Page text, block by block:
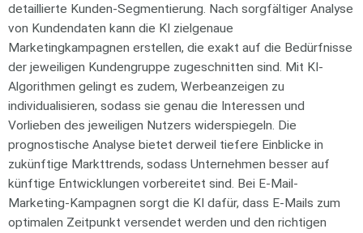
detaillierte Kunden-Segmentierung. Nach sorgfältiger Analyse
von Kundendaten kann die KI zielgenaue
Marketingkampagnen erstellen, die exakt auf die Bedürfnisse
der jeweiligen Kundengruppe zugeschnitten sind. Mit KI-
Algorithmen gelingt es zudem, Werbeanzeigen zu
individualisieren, sodass sie genau die Interessen und
Vorlieben des jeweiligen Nutzers widerspiegeln. Die
prognostische Analyse bietet derweil tiefere Einblicke in
zukünftige Markttrends, sodass Unternehmen besser auf
künftige Entwicklungen vorbereitet sind. Bei E-Mail-
Marketing-Kampagnen sorgt die KI dafür, dass E-Mails zum
optimalen Zeitpunkt versendet werden und den richtigen